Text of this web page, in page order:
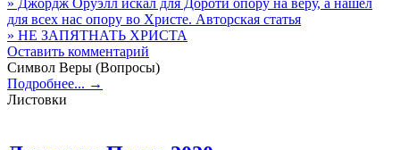
для всех нас опору во Христе. Авторская статья
» НЕ ЗАПЯТНАТЬ ХРИСТА
Оставить комментарий
Символ Веры (Вопросы)
Подробнее... →
Листовки